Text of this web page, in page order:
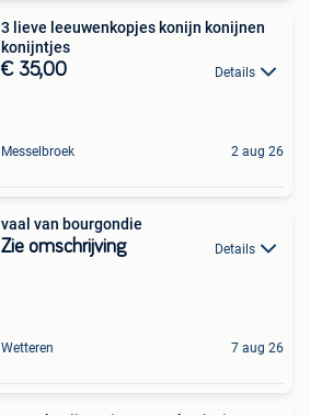
3 lieve leeuwenkopjes konijn konijnen
konijntjes
€ 35,00 Details
Messelbroek 2 aug 26
vaal van bourgondie
Zie omschrijving Details
Wetteren 7 aug 26